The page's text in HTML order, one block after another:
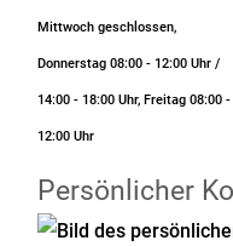
Mittwoch geschlossen,
Donnerstag 08:00 - 12:00 Uhr /
14:00 - 18:00 Uhr, Freitag 08:00 -
12:00 Uhr
Persönlicher